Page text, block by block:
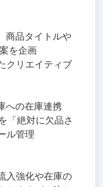
商品タイトルや
を企画
クリエイティブ
への在庫連携
「絶対に欠品さ
ル管理
入強化や在庫の